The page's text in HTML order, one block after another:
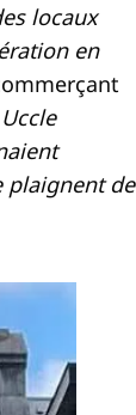
locaux
en
plaignent de